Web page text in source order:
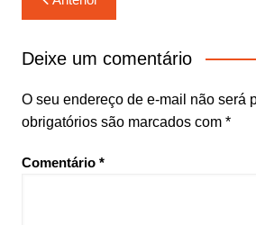
de
Post
Deixe um comentário
O seu endereço de e-mail não será
obrigatórios são marcados com *
Comentário *